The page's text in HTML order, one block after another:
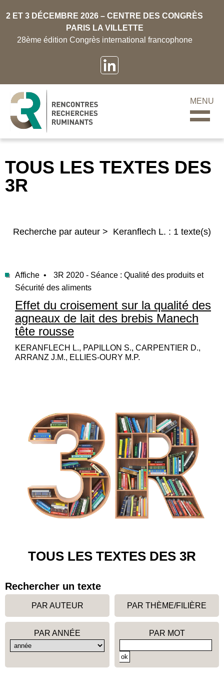
2 ET 3 DÉCEMBRE 2026 – CENTRE DES CONGRÈS
PARIS LA VILLETTE
28ème édition Congrès international francophone
MENU
TOUS LES TEXTES DES
3R
Recherche par auteur > Keranflech L. : 1 texte(s)
Affiche •
3R 2020 - Séance : Qualité des produits et
Sécurité des aliments
Effet du croisement sur la qualité des
agneaux de lait des brebis Manech
tête rousse
KERANFLECH L., PAPILLON S., CARPENTIER D.,
ARRANZ J.M., ELLIES-OURY M.P.
TOUS LES TEXTES DES 3R
Rechercher un texte
PAR AUTEUR PAR THÈME/FILIÈRE
PAR ANNÉE PAR MOT